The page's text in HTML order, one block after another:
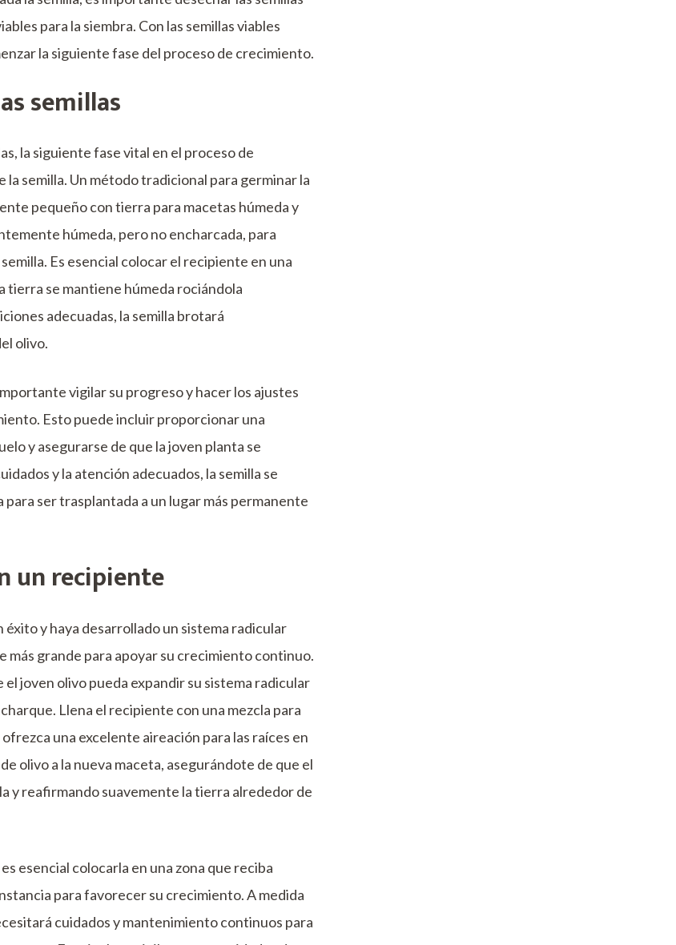
para la siembra. Con las semillas viables
la siguiente fase del proceso de crecimiento.
semillas
la siguiente fase vital en el proceso de
semilla. Un método tradicional para germinar la
pequeño con tierra para macetas húmeda y
húmeda, pero no encharcada, para
Es esencial colocar el recipiente en una
tierra se mantiene húmeda rociándola
adecuadas, la semilla brotará
olivo.
vigilar su progreso y hacer los ajustes
Esto puede incluir proporcionar una
y asegurarse de que la joven planta se
y la atención adecuados, la semilla se
ser trasplantada a un lugar más permanente
un recipiente
éxito y haya desarrollado un sistema radicular
grande para apoyar su crecimiento continuo.
joven olivo pueda expandir su sistema radicular
Llena el recipiente con una mezcla para
una excelente aireación para las raíces en
olivo a la nueva maceta, asegurándote de que el
y reafirmando suavemente la tierra alrededor de
esencial colocarla en una zona que reciba
para favorecer su crecimiento. A medida
cuidados y mantenimiento continuos para